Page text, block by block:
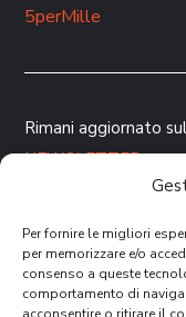
Per fornire le migliori
per memorizzare e/o
consenso a queste
comportamento di
5perMille
Rimani aggiornato
NEWSLETTER